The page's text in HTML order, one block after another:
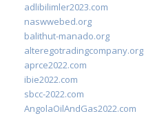
adlibilimler2023.com
naswwebed.org
balithut-manado.org
alteregotradingcompany.org
aprce2022.com
ibie2022.com
sbcc-2022.com
AngolaOilAndGas2022.com